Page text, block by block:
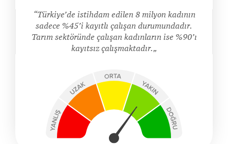
Türkiye’de istihdam edilen 8 milyon kadının
sadece %45’i kayıtlı çalışan durumundadır.
Tarım sektöründe çalışan kadınların ise %90’ı
kayıtsız çalışmaktadır.